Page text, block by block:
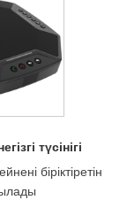
түсінігі
біріктіретін